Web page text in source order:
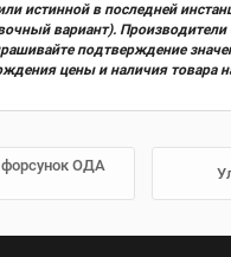
истинной в последней
вариант).
подтверждение
цены и наличия товара
форсунок ОДА